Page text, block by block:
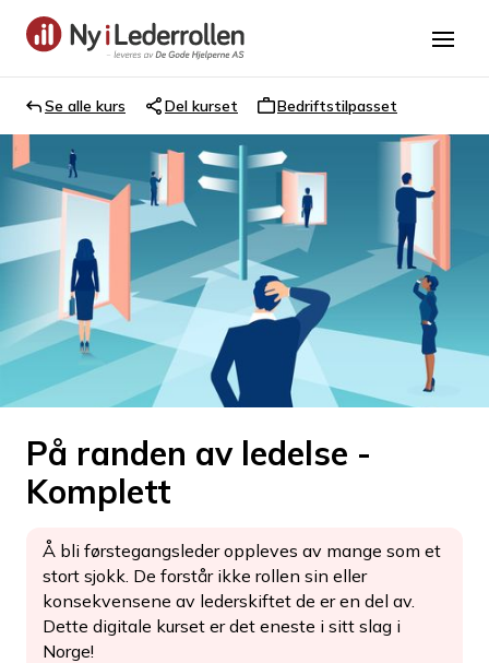
Se alle kurs Del kurset Bedriftstilpasset
På randen av ledelse -
Komplett
Å bli førstegangsleder oppleves av mange som et
stort sjokk. De forstår ikke rollen sin eller
konsekvensene av lederskiftet de er en del av.
Dette digitale kurset er det eneste i sitt slag i
Norge!